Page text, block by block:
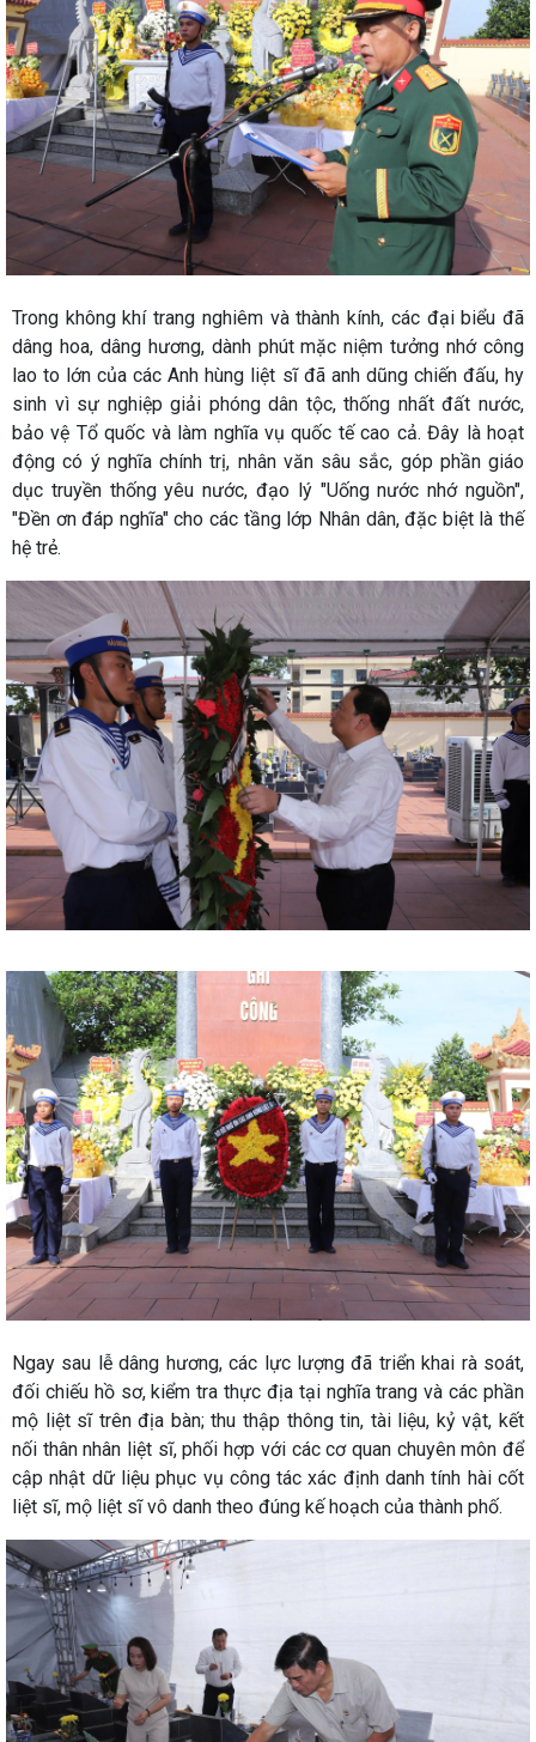
Trong không khí trang nghiêm và thành kính, các đại biểu đã
dâng hoa, dâng hương, dành phút mặc niệm tưởng nhớ công
lao to lớn của các Anh hùng liệt sĩ đã anh dũng chiến đấu, hy
sinh vì sự nghiệp giải phóng dân tộc, thống nhất đất nước,
bảo vệ Tổ quốc và làm nghĩa vụ quốc tế cao cả. Đây là hoạt
động có ý nghĩa chính trị, nhân văn sâu sắc, góp phần giáo
dục truyền thống yêu nước, đạo lý "Uống nước nhớ nguồn",
"Đền ơn đáp nghĩa" cho các tầng lớp Nhân dân, đặc biệt là thế
hệ trẻ.
Ngay sau lễ dâng hương, các lực lượng đã triển khai rà soát,
đối chiếu hồ sơ, kiểm tra thực địa tại nghĩa trang và các phần
mộ liệt sĩ trên địa bàn; thu thập thông tin, tài liệu, kỷ vật, kết
nối thân nhân liệt sĩ, phối hợp với các cơ quan chuyên môn để
cập nhật dữ liệu phục vụ công tác xác định danh tính hài cốt
liệt sĩ, mộ liệt sĩ vô danh theo đúng kế hoạch của thành phố.